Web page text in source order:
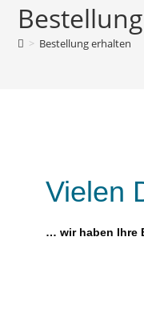
> Bestellung erhalten
Vielen
… wir haben Ihre